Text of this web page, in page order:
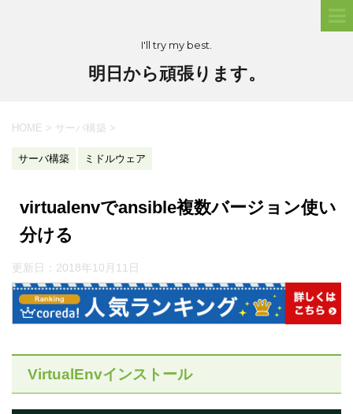
I'll try my best.
明日から頑張ります。
HOME > サーバ構築 >
サーバ構築 ミドルウェア
virtualenvでansible複数バージョン使い
分ける
更新日： 2018年10月11日
VirtualEnvインストール